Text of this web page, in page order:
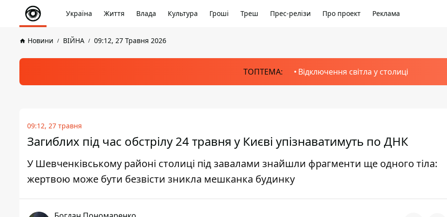
Україна Життя Влада Культура Гроші Треш Прес-релізи Про проект Реклама
Новини ВІЙНА 09:12, 27 Травня 2026
ТОПТЕМА: Відключення світла у столиці
09:12, 27 травня
Загиблих під час обстрілу 24 травня у Києві упізнаватимуть по ДНК
У Шевченківському районі столиці під завалами знайшли фрагменти ще одного тіла:
жертвою може бути безвісти зникла мешканка будинку